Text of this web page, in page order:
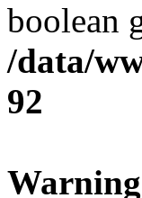
boolean
/data/
92
Warning